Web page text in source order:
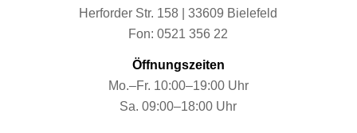
Herforder Str. 158 | 33609 Bielefeld
Fon: 0521 356 22
Öffnungszeiten
Mo.–Fr. 10:00–19:00 Uhr
Sa. 09:00–18:00 Uhr